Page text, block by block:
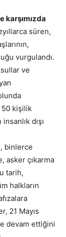
karşımızda
süren,
vurgulandı.
ve
50 kişilik
dışı
binlerce
asker çıkarma
tarih,
halkların
21 Mayıs
devam ettiğini